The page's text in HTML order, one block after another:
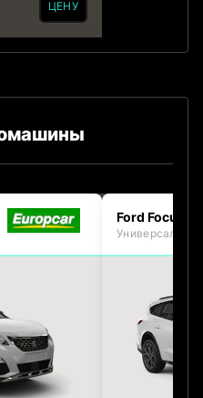
ЦЕНУ
Ford Focus
Универсал